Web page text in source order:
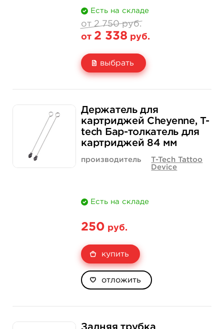
Есть на складе
от 2 750 руб.
от 2 338 руб.
выбрать
Количество
2 750 руб.
2 338 руб.
нет на складе купить
Держатель для
картриджей Cheyenne, T-
tech Бар-толкатель для
картриджей 84 мм
производитель
T-Tech Tattoo
Device
Есть на складе
250 руб.
купить
отложить
Задняя трубка